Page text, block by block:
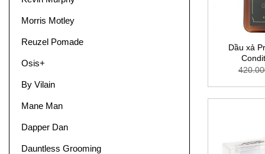
Morris Motley
Reuzel Pomade
Osis+
By Vilain
Mane Man
Dapper Dan
Dauntless Grooming
Dầu xả